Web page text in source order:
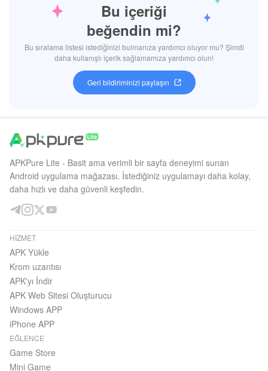
Bu içeriği
beğendin mi?
Bu sıralama listesi istediğinizi bulmanıza yardımcı oluyor mu? Şimdi
daha kullanışlı içerik sağlamamıza yardımcı olun!
Geri bildiriminizi paylaşın
APKPure Lite - Basit ama verimli bir sayfa deneyimi sunan
Android uygulama mağazası. İstediğiniz uygulamayı daha kolay,
daha hızlı ve daha güvenli keşfedin.
HIZMET
APK Yükle
Krom uzantısı
APK'yı İndir
APK Web Sitesi Oluşturucu
Windows APP
iPhone APP
EĞLENCE
Game Store
Mini Game